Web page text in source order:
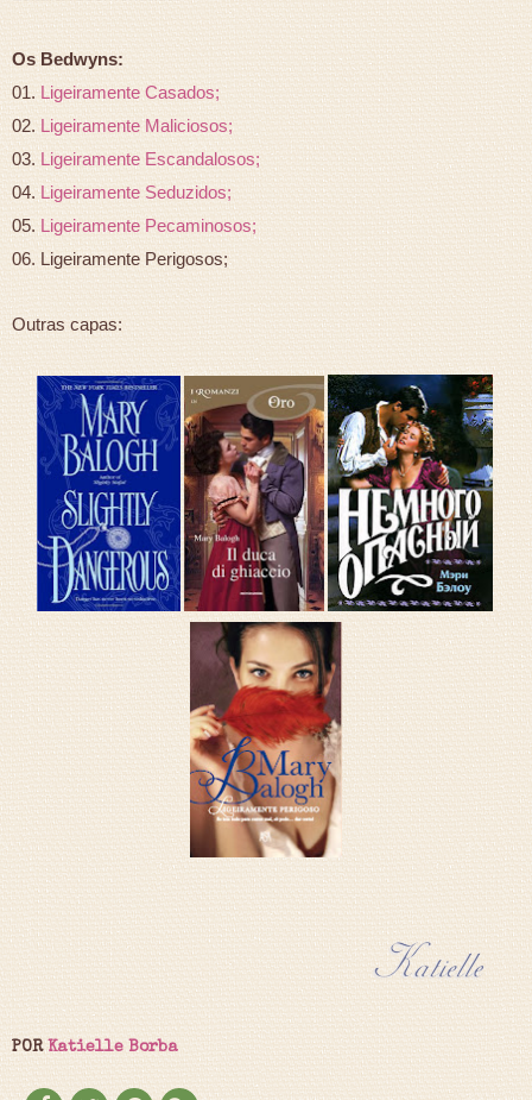
Os Bedwyns:
01. Ligeiramente Casados;
02. Ligeiramente Maliciosos;
03. Ligeiramente Escandalosos;
04.Ligeiramente Seduzidos;
05.Ligeiramente Pecaminosos;
06. Ligeiramente Perigosos;
Outras capas:
PORKatielle Borba